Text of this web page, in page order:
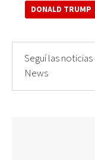
DONALD TRUMP
Seguí las
News